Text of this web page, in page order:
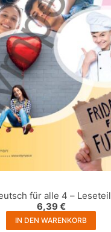
für alle 4 – Leseteil
6,39€
IN DEN WARENKORB